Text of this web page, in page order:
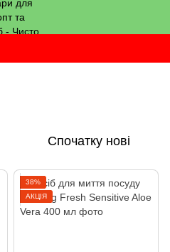
Спочатку нові
38%
АКЦІЯ